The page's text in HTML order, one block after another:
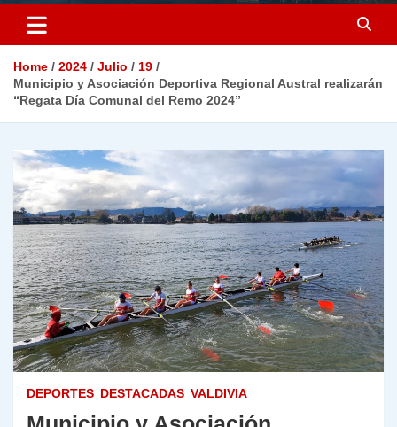
Home 2024 Julio
19
Municipio y Asociación Deportiva Regional Austral realizarán
“Regata Día Comunal del Remo 2024”
DEPORTES DESTACADAS VALDIVIA